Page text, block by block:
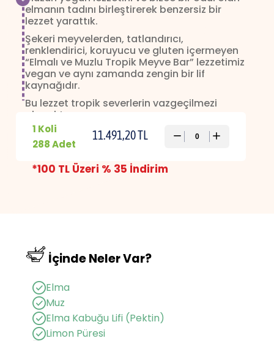
elmanın tadını birleştirerek benzersiz bir
lezzet yarattık.
Şekeri meyvelerden, tatlandırıcı,
renklendirici, koruyucu ve gluten içermeyen
“Elmalı ve Muzlu Tropik Meyve Bar” lezzetimiz
vegan ve aynı zamanda zengin bir lif
kaynağıdır.
Bu lezzet tropik severlerin vazgeçilmezi
olacak!
İçindekiler
artırıcı (pektin), limon püresi, doğal aroma
verici (muz)
1Paket= 20 g / 69 kcal
1 Koli
288 Adet
11.491,20 TL
*100 TL Üzeri % 35 İndirim
İçinde Neler Var?
Elma
Muz
Elma Kabuğu Lifi (Pektin)
Limon Püresi